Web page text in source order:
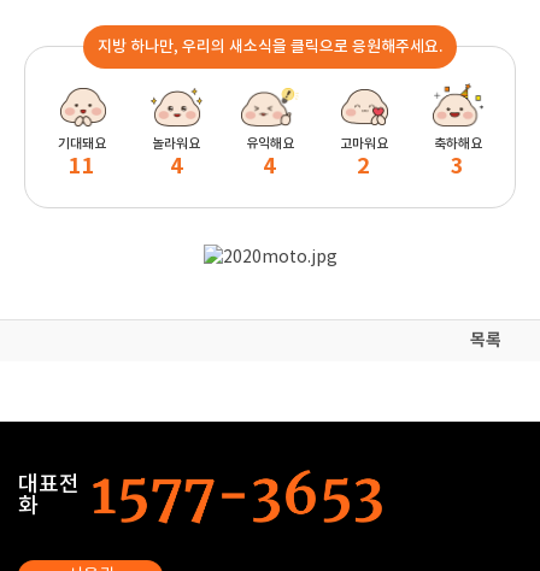
지방 하나만, 우리의 새소식을 클릭으로 응원해주세요.
기대돼요
11
놀라워요
4
유익해요
4
고마워요
2
축하해요
3
목록
대표전
화